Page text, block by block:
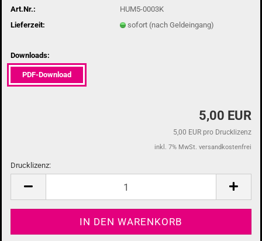
Art.Nr.:
HUM5-0003K
Lieferzeit:
sofort (nach Geldeingang)
Downloads:
PDF-Download
5,00 EUR
5,00 EUR pro Drucklizenz
inkl. 7% MwSt. versandkostenfrei
Drucklizenz: